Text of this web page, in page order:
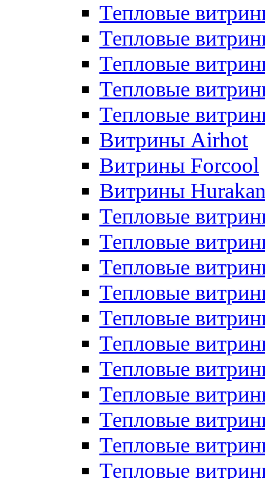
Тепловые
Тепловые
Тепловые
Тепловые
Тепловые
Витрины Airhot
Витрины Forcool
Витрины
Тепловые
Тепловые
Тепловые
Тепловые
Тепловые
Тепловые
Тепловые
Тепловые
Тепловые
Тепловые
Тепловые